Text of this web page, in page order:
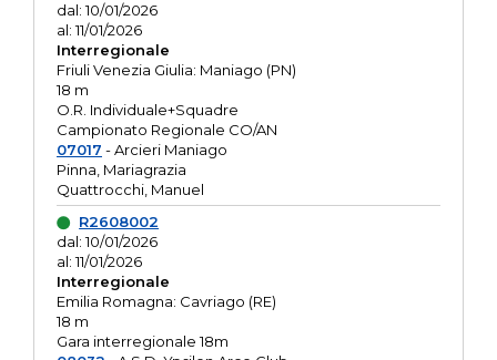
dal: 10/01/2026
al: 11/01/2026
Interregionale
Friuli Venezia Giulia: Maniago (PN)
18 m
O.R. Individuale+Squadre
Campionato Regionale CO/AN
07017 - Arcieri Maniago
Pinna, Mariagrazia
Quattrocchi, Manuel
R2608002
dal: 10/01/2026
al: 11/01/2026
Interregionale
Emilia Romagna: Cavriago (RE)
18 m
Gara interregionale 18m